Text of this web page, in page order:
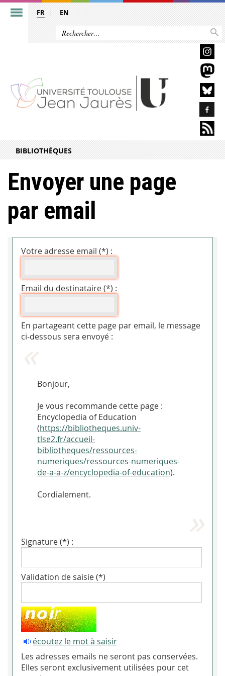
FR EN
BIBLIOTHÈQUES
Envoyer une page
par email
Votre adresse email (*) :
Email du destinataire (*) :
En partageant cette page par email, le message
ci-dessous sera envoyé :
Bonjour,
Je vous recommande cette page :
Encyclopedia of Education
(https://bibliotheques.univ-
tlse2.fr/accueil-
bibliotheques/ressources-
numeriques/ressources-numeriques-
de-a-a-z/encyclopedia-of-education).
Cordialement.
Signature (*) :
Validation de saisie (*)
écoutez le mot à saisir
Les adresses emails ne seront pas conservées.
Elles seront exclusivement utilisées pour cet